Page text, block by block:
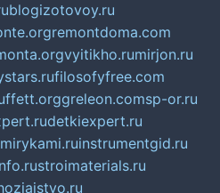
blogizotovoy.ru
remontdoma.com
vyitikho.rumirjon.ru
filosofyfree.com
greleon.comsp-or.ru
detkiexpert.ru
instrumentgid.ru
stroimaterials.ru